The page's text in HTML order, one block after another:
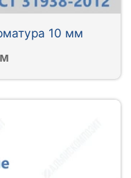
10 мм